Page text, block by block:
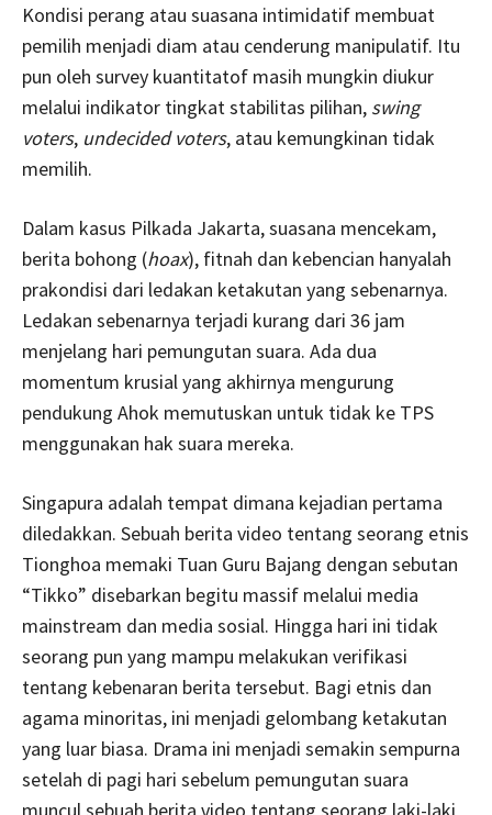
Kondisi perang atau suasana intimidatif membuat
pemilih menjadi diam atau cenderung manipulatif. Itu
pun oleh survey kuantitatof masih mungkin diukur
melalui indikator tingkat stabilitas pilihan, swing
voters, undecided voters, atau kemungkinan tidak
memilih.
Dalam kasus Pilkada Jakarta, suasana mencekam,
berita bohong (hoax), fitnah dan kebencian hanyalah
prakondisi dari ledakan ketakutan yang sebenarnya.
Ledakan sebenarnya terjadi kurang dari 36 jam
menjelang hari pemungutan suara. Ada dua
momentum krusial yang akhirnya mengurung
pendukung Ahok memutuskan untuk tidak ke TPS
menggunakan hak suara mereka.
Singapura adalah tempat dimana kejadian pertama
diledakkan. Sebuah berita video tentang seorang etnis
Tionghoa memaki Tuan Guru Bajang dengan sebutan
“Tikko” disebarkan begitu massif melalui media
mainstream dan media sosial. Hingga hari ini tidak
seorang pun yang mampu melakukan verifikasi
tentang kebenaran berita tersebut. Bagi etnis dan
agama minoritas, ini menjadi gelombang ketakutan
yang luar biasa. Drama ini menjadi semakin sempurna
setelah di pagi hari sebelum pemungutan suara
muncul sebuah berita video tentang seorang laki-laki